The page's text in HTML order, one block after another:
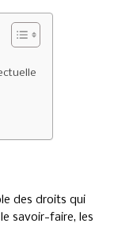
des droits qui
savoir-faire, les